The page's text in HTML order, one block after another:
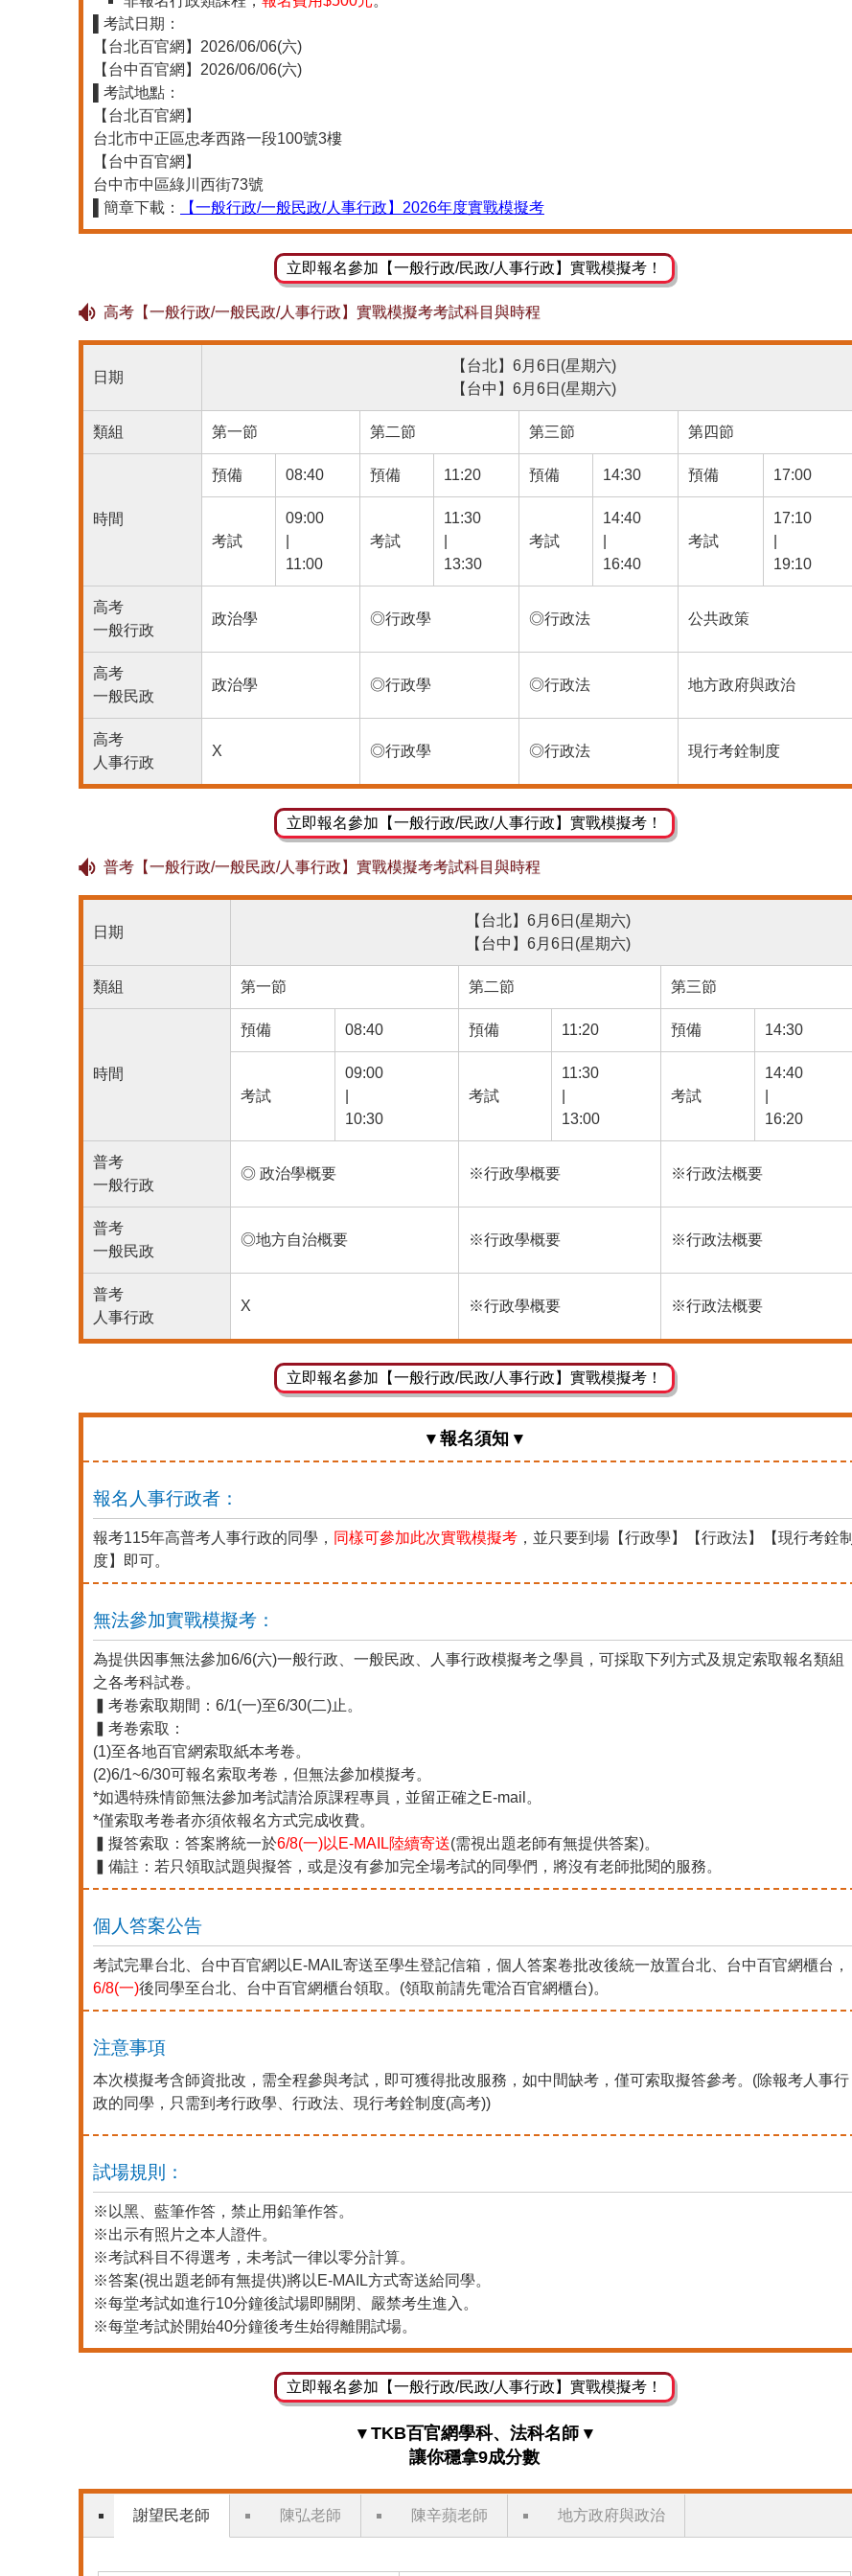
▌考試日期：
【台北百官網】2026/06/06(六)
【台中百官網】2026/06/06(六)
▌考試地點：
【台北百官網】
台北市中正區忠孝西路一段100號3樓
【台中百官網】
台中市中區綠川西街73號
▌簡章下載：
【一般行政/一般民政/人事行政】2026年度實戰模擬考
立即報名參加【一般行政/民政/人事行政】實戰模擬考！
高考【一般行政/一般民政/人事行政】實戰模擬考考試科目與時程
日期
【台北】6月6日(星期六)
【台中】6月6日(星期六)
類組 第一節 第二節 第三節 第四節
時間
預備 08:40 預備 11:20 預備 14:30 預備 17:00
考試
09:00
11:00
考試
11:30
13:30
考試
14:40
16:40
考試
17:10
19:10
高考
一般行政
政治學 ◎行政學 ◎行政法 公共政策
高考
一般民政
政治學 ◎行政學 ◎行政法 地方政府與政治
高考
人事行政
X ◎行政學 ◎行政法 現行考銓制度
立即報名參加【一般行政/民政/人事行政】實戰模擬考！
普考【一般行政/一般民政/人事行政】實戰模擬考考試科目與時程
日期
【台北】6月6日(星期六)
【台中】6月6日(星期六)
類組 第一節 第二節 第三節
時間
預備 08:40 預備 11:20 預備 14:30
考試
09:00
10:30
考試
11:30
13:00
考試
14:40
16:20
普考
一般行政
◎ 政治學概要 ※行政學概要 ※行政法概要
普考
一般民政
◎地方自治概要 ※行政學概要 ※行政法概要
普考
人事行政
X ※行政學概要 ※行政法概要
立即報名參加【一般行政/民政/人事行政】實戰模擬考！
▾ 報名須知 ▾
報名人事行政者：
報考115年高普考人事行政的同學， 同樣可參加此次實戰模擬考 ，並只要到場【行政學】【行政法】【現行考銓制
度】即可。
無法參加實戰模擬考：
為提供因事無法參加6/6(六)一般行政、一般民政、人事行政模擬考之學員，可採取下列方式及規定索取報名類組
之各考科試卷。
▍考卷索取期間：6/1(一)至6/30(二)止。
▍考卷索取：
(1)至各地百官網索取紙本考卷。
(2)6/1~6/30可報名索取考卷，但無法參加模擬考。
*如遇特殊情節無法參加考試請洽原課程專員，並留正確之E-mail。
*僅索取考卷者亦須依報名方式完成收費。
▍擬答索取：答案將統一於6/8(一)以E-MAIL陸續寄送(需視出題老師有無提供答案)。
▍備註：若只領取試題與擬答，或是沒有參加完全場考試的同學們，將沒有老師批閱的服務。
個人答案公告
考試完畢台北、台中百官網以E-MAIL寄送至學生登記信箱，個人答案卷批改後統一放置台北、台中百官網櫃台，
6/8(一)後同學至台北、台中百官網櫃台領取。(領取前請先電洽百官網櫃台)。
注意事項
本次模擬考含師資批改，需全程參與考試，即可獲得批改服務，如中間缺考，僅可索取擬答參考。(除報考人事行
政的同學，只需到考行政學、行政法、現行考銓制度(高考))
試場規則：
※以黑、藍筆作答，禁止用鉛筆作答。
※出示有照片之本人證件。
※考試科目不得選考，未考試一律以零分計算。
※答案(視出題老師有無提供)將以E-MAIL方式寄送給同學。
※每堂考試如進行10分鐘後試場即關閉、嚴禁考生進入。
※每堂考試於開始40分鐘後考生始得離開試場。
立即報名參加【一般行政/民政/人事行政】實戰模擬考！
▾ TKB百官網學科、法科名師 ▾
讓你穩拿9成分數
謝望民老師 陳弘老師 陳辛蘋老師 地方政府與政治